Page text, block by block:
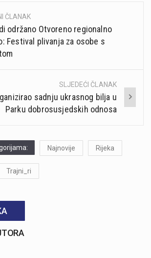
ČLANAK
održano Otvoreno regionalno
Festival plivanja za osobe s
SLJEDEĆI ČLANAK
sadnju ukrasnog bilja u
Parku dobrosusjedskih odnosa
Najnovije Rijeka
Trajni_ri